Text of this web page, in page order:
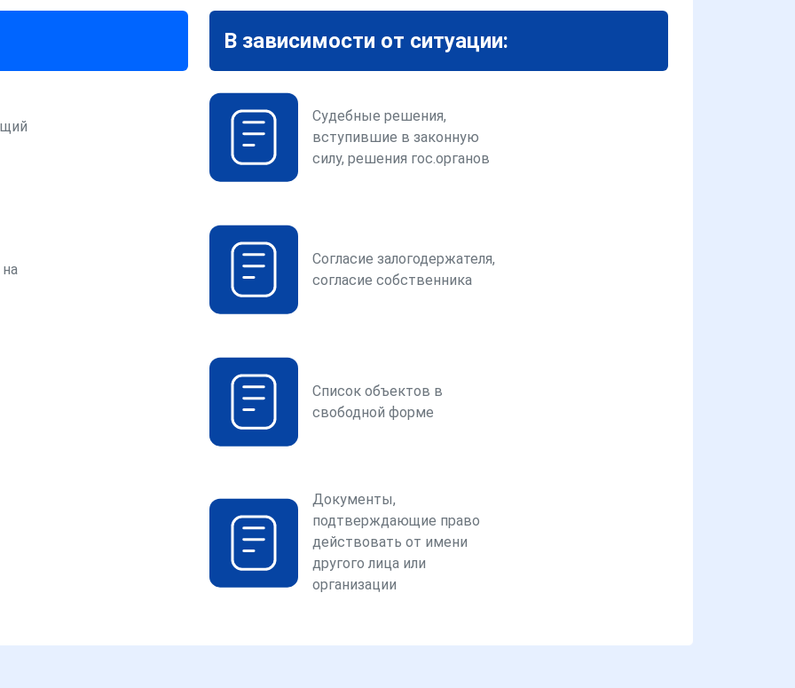
В зависимости от ситуации:
Судебные решения,
вступившие в законную
силу, решения гос.органов
Согласие залогодержателя,
согласие собственника
Список объектов в
свободной форме
Документы,
подтверждающие право
действовать от имени
другого лица или
организации